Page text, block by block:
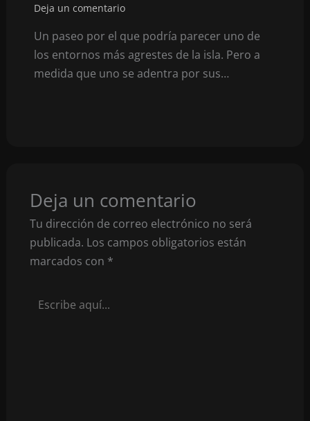
Deja un comentario
Un paseo por el que podría parecer uno de
los entornos más agrestes de la isla. Pero a
medida que uno se adentra por sus…
Deja un comentario
Tu dirección de correo electrónico no será
publicada. Los campos obligatorios están
marcados con *